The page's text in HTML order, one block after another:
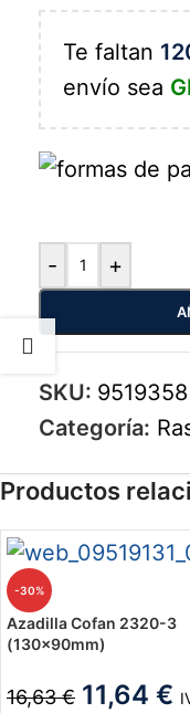
Te faltan
envío sea
- +
SKU: 9519358
Categoría:
Productos
-30%
Azadilla Cofan 2320-3
(130x90mm)
16,63€ 11,64 €